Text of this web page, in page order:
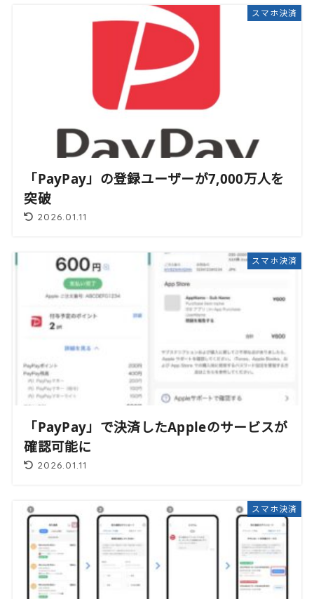
スマホ決済
「PayPay」の登録ユーザーが7,000万人を
突破
2026.01.11
スマホ決済
「PayPay」で決済したAppleのサービスが
確認可能に
2026.01.11
スマホ決済